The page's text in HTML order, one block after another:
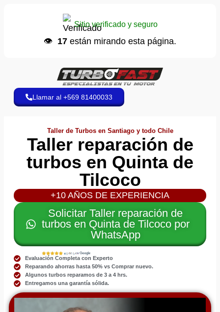
Sitio verificado y seguro
👁️ 17 están mirando esta página.
Llamar al +569 81400033
Taller de Turbos en Santiago y todo Chile
Taller reparación de
turbos en Quinta de
Tilcoco
+10 AÑOS DE EXPERIENCIA
Solicitar Taller reparación de
turbos en Quinta de Tilcoco por
WhatsApp
Evaluación Completa con Experto
Reparando ahorras hasta 50% vs Comprar nuevo.
Algunos turbos reparamos de 3 a 4 hrs.
Entregamos una garantía sólida.
📞 hizo una llamada